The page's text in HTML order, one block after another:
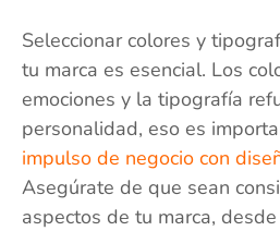
Seleccionar colores y
tu marca es esencial. Los
emociones y la tipografía
personalidad, eso es
impulso de negocio con
Asegúrate de que sean
aspectos de tu marca,